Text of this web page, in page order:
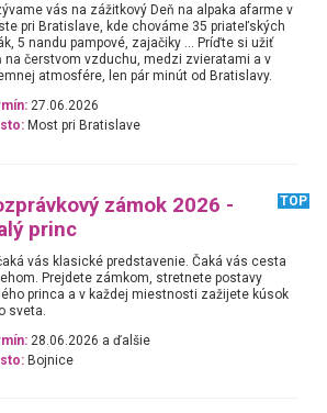
vás na zážitkový Deň na alpaka afarme v
pri Bratislave, kde chováme 35 priateľských
5 nandu pampové, zajačiky … Príďte si užiť
na čerstvom vzduchu, medzi zvieratami a v
atmosfére, len pár minút od Bratislavy.
27.06.2026
Most pri Bratislave
zámok 2026 -
princ
TOP
vás klasické predstavenie. Čaká vás cesta
Prejdete zámkom, stretnete postavy
princa a v každej miestnosti zažijete kúsok
sveta.
28.06.2026 a ďalšie
Bojnice